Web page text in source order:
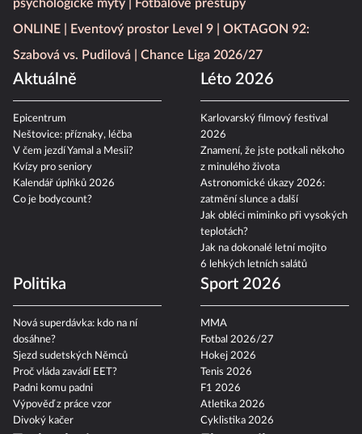
psychologické mýty
Fotbalové přestupy
ONLINE
Eventový prostor Level 9
OKTAGON 92:
Szabová vs. Pudilová
Chance Liga 2026/27
Aktuálně
Epicentrum
Neštovice: příznaky, léčba
V čem jezdí Yamal a Mesii?
Kvízy pro seniory
Kalendář úplňků 2026
Co je bodycount?
Léto 2026
Karlovarský filmový festival
2026
Znamení, že jste potkali někoho
z minulého života
Astronomické úkazy 2026:
zatmění slunce a další
Jak obléci miminko při vysokých
teplotách?
Jak na dokonalé letní mojito
6 lehkých letních salátů
Politika
Nová superdávka: kdo na ní
dosáhne?
Sjezd sudetských Němců
Proč vláda zavádí EET?
Padni komu padni
Výpověď z práce vzor
Divoký kačer
Sport 2026
MMA
Fotbal 2026/27
Hokej 2026
Tenis 2026
F1 2026
Atletika 2026
Cyklistika 2026